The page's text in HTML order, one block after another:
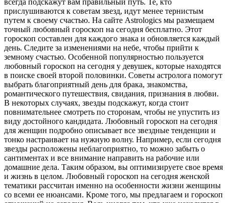
прислушиваются к советам звезд, идут менее тернистым
путем к своему счастью. На сайте Astrologics мы размещаем
точный любовный гороскоп на сегодня бесплатно. Этот
гороскоп составлен для каждого знака и обновляется каждый
день. Следите за изменениями на небе, чтобы прийти к
земному счастью. Особенной популярностью пользуется
любовный гороскоп на сегодня у девушек, которые находятся
в поиске своей второй половинки. Советы астролога помогут
выбрать благоприятный день для брака, знакомства,
романтического путешествия, свидания, признания в любви.
В некоторых случаях, звезды подскажут, когда стоит
повнимательнее смотреть по сторонам, чтобы не упустить из
виду достойного кандидата. Любовный гороскоп на сегодня
для женщин подробно описывает все звездные тенденции и
тонко настраивает на нужную волну. Например, если сегодня
звезды расположены неблагоприятно, то можно забыть о
сантиментах и все внимание направить на рабочие или
домашние дела. Таким образом, вы оптимизируете свое время
и жизнь в целом. Любовный гороскоп на сегодня женской
тематики рассчитан именно на особенности жизни женщины
со всеми ее нюансами. Кроме того, мы предлагаем и гороскоп